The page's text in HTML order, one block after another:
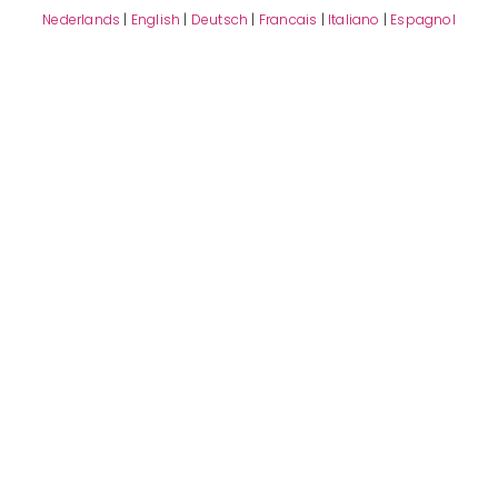
Nederlands | English | Deutsch | Francais | Italiano | Espagnol